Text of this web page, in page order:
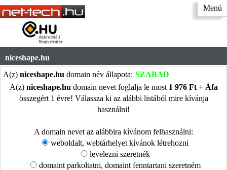
Menü
niceshape.hu
A(z) niceshape.hu domain név állapota: SZABAD
A(z) niceshape.hu domain nevet foglalja le most 1 976 Ft + Áfa
összegért 1 évre! Válassza ki az alábbi listából mire kívánja
használni!
A domain nevet az alábbira kívánom felhasználni:
weboldalt, webtárhelyet kívánok létrehozni
levelezni szeretnék
domaint parkoltatni, domaint fenntartani szeretném